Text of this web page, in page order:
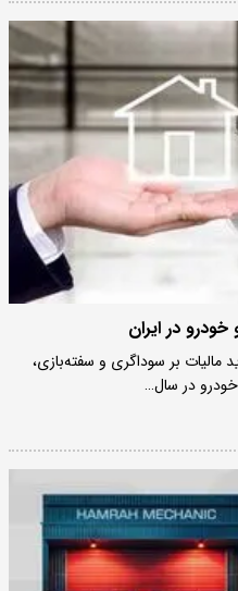
در ایران
مالیات بر سوداگری و سفته‌بازی،
در سال…